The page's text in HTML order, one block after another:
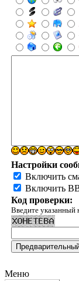
Настройки
Включить
Включить
Код проверки:
Введите указанный
Меню